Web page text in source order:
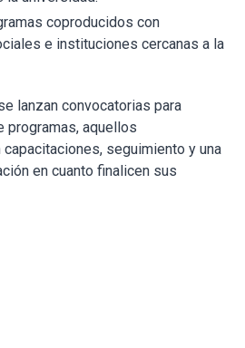
coproducidos con
e instituciones cercanas a la
lanzan convocatorias para
programas, aquellos
seguimiento y una
en cuanto finalicen sus